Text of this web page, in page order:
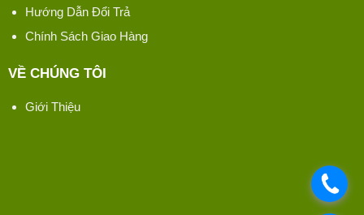
Hướng Dẫn Đổi Trả
Chính Sách Giao Hàng
VỀ CHÚNG TÔI
Giới Thiệu
.